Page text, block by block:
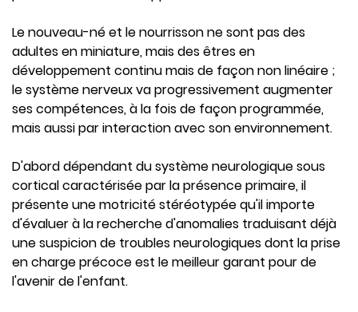
Le nouveau-né et le nourrisson ne sont pas des
adultes en miniature, mais des êtres en
développement continu mais de façon non linéaire ;
le système nerveux va progressivement augmenter
ses compétences, à la fois de façon programmée,
mais aussi par interaction avec son environnement.
D'abord dépendant du système neurologique sous
cortical caractérisée par la présence primaire, il
présente une motricité stéréotypée qu'il importe
d'évaluer à la recherche d'anomalies traduisant déjà
une suspicion de troubles neurologiques dont la prise
en charge précoce est le meilleur garant pour de
l'avenir de l'enfant.